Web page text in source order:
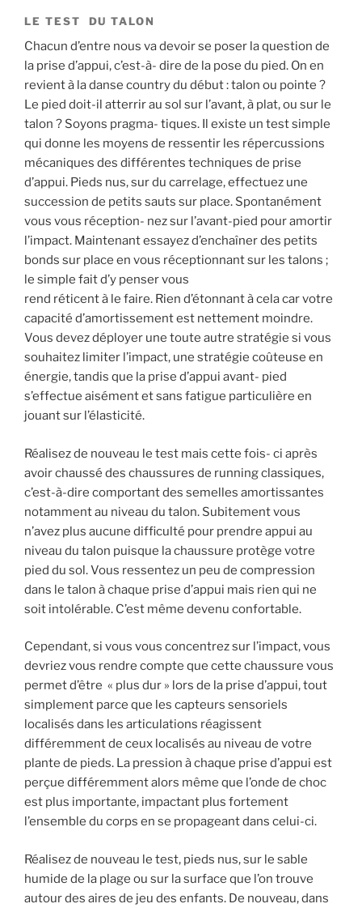
LE TEST DU TALON
Chacun d’entre nous va devoir se poser la question de
la prise d’appui, c’est-à- dire de la pose du pied. On en
revient à la danse country du début : talon ou pointe ?
Le pied doit-il atterrir au sol sur l’avant, à plat, ou sur le
talon ? Soyons pragma- tiques. Il existe un test simple
qui donne les moyens de ressentir les répercussions
mécaniques des différentes techniques de prise
d’appui. Pieds nus, sur du carrelage, effectuez une
succession de petits sauts sur place. Spontanément
vous vous réception- nez sur l’avant-pied pour amortir
l’impact. Maintenant essayez d’enchaîner des petits
bonds sur place en vous réceptionnant sur les talons ;
le simple fait d’y penser vous
rend réticent à le faire. Rien d’étonnant à cela car votre
capacité d’amortissement est nettement moindre.
Vous devez déployer une toute autre stratégie si vous
souhaitez limiter l’impact, une stratégie coûteuse en
énergie, tandis que la prise d’appui avant- pied
s’effectue aisément et sans fatigue particulière en
jouant sur l’élasticité.
Réalisez de nouveau le test mais cette fois- ci après
avoir chaussé des chaussures de running classiques,
c’est-à-dire comportant des semelles amortissantes
notamment au niveau du talon. Subitement vous
n’avez plus aucune difficulté pour prendre appui au
niveau du talon puisque la chaussure protège votre
pied du sol. Vous ressentez un peu de compression
dans le talon à chaque prise d’appui mais rien qui ne
soit intolérable. C’est même devenu confortable.
Cependant, si vous vous concentrez sur l’impact, vous
devriez vous rendre compte que cette chaussure vous
permet d’être « plus dur » lors de la prise d’appui, tout
simplement parce que les capteurs sensoriels
localisés dans les articulations réagissent
différemment de ceux localisés au niveau de votre
plante de pieds. La pression à chaque prise d’appui est
perçue différemment alors même que l’onde de choc
est plus importante, impactant plus fortement
l’ensemble du corps en se propageant dans celui-ci.
Réalisez de nouveau le test, pieds nus, sur le sable
humide de la plage ou sur la surface que l’on trouve
autour des aires de jeu des enfants. De nouveau, dans